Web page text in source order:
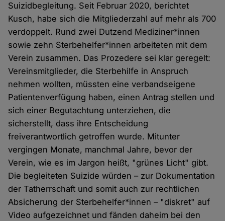
Suizidbegleitung. Seit Februar 2020, berichtet
Kusch, habe sich die Mitgliederzahl auf mehr als 700
verdoppelt. Rund zwei Dutzend Mediziner*innen
sowie zehn Sterbehelfer*innen arbeiteten mit dem
Verein zusammen. Das Prozedere sei klar geregelt:
Vereinsmitglieder, die Sterbehilfe in Anspruch
nehmen wollten, müssten eine verbandseigene
Patientenverfügung haben, einen Antrag stellen und
sich einer Begutachtung unterziehen, die
sicherstellt, dass ihre Entscheidung
freiverantwortlich getroffen wurde. Mitunter
vergingen Monate, manchmal Jahre, bevor der
Verein, wie es im Jargon heißt, "grünes Licht" gibt.
Die begleiteten Suizide würden – zur Dokumentation
der Tatherrschaft und somit auch zur rechtlichen
Absicherung der Sterbehelfer*innen – "diskret" auf
Video aufgezeichnet und fänden daheim bei den